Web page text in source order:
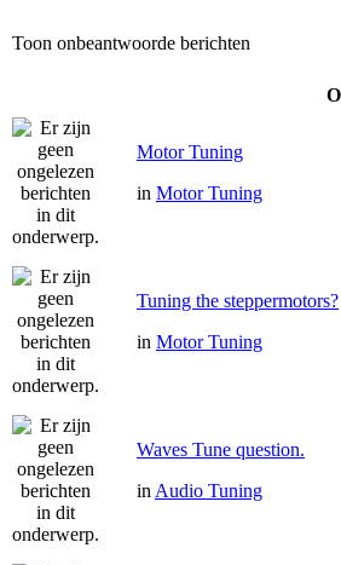
Toon onbeantwoorde berichten
Motor Tuning
in Motor Tuning
Tuning the steppermotors?
in Motor Tuning
Waves Tune question.
in Audio Tuning